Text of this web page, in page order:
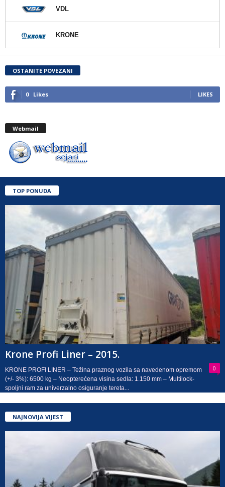
VDL
KRONE
OSTANITE POVEZANI
0 Likes LIKES
Webmail
TOP PONUDA
Krone Profi Liner – 2015.
0
KRONE PROFI LINER – Težina praznog vozila sa navedenom opremom
(+/- 3%): 6500 kg – Neopterećena visina sedla: 1.150 mm – Multilock-
spoljni ram za univerzalno osiguranje tereta...
NAJNOVIJA VIJEST